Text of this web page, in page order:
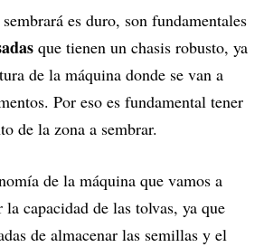
es duro, son fundamentales
que tienen un chasis robusto, ya
de la máquina donde se van a
Por eso es fundamental tener
de la zona a sembrar.
de la máquina que vamos a
capacidad de las tolvas, ya que
de almacenar las semillas y el